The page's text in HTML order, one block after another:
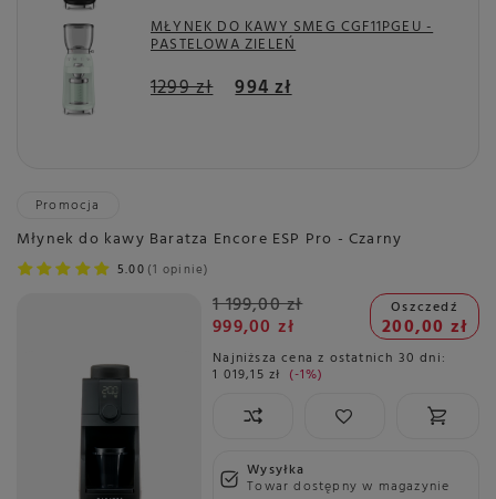
MŁYNEK DO KAWY SMEG CGF11PGEU -
PASTELOWA ZIELEŃ
1299 zł 994 zł
Promocja
Młynek do kawy Baratza Encore ESP Pro - Czarny
5.00 1 opinie
1 199,00 zł
999,00 zł
Oszczedź
200,00 zł
Najniższa cena z ostatnich 30 dni:
1 019,15 zł -1%
Wysyłka
Towar dostępny w magazynie